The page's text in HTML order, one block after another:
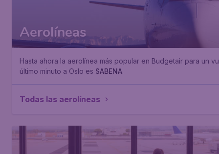
Aerolíneas
Hasta ahora la aerolínea más popular en Budgetair para un
último minuto a Oslo es SABENA.
Todas las aerolíneas